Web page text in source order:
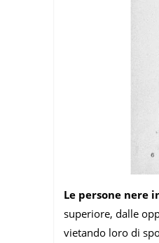
Le persone nere
superiore, dalle
vietando loro di